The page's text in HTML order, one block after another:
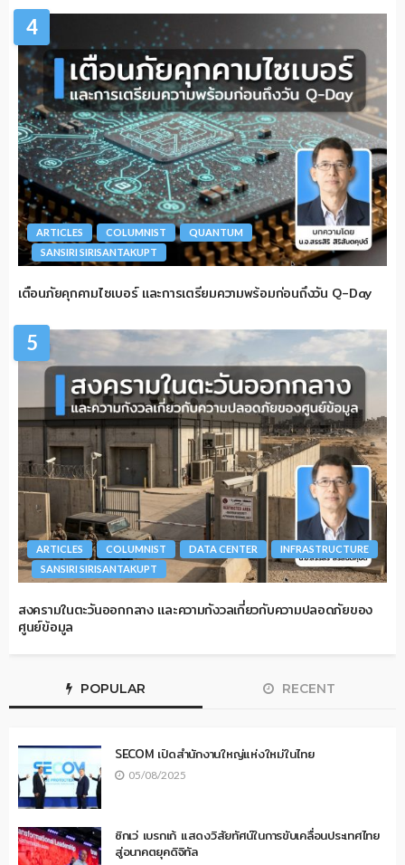
4
ARTICLES COLUMNIST
QUANTUM
SANSIRI SIRISANTAKUPT
เตือนภัยคุกคามไซเบอร์ และการเตรียมความพร้อมก่อนถึงวัน Q-Day
5
ARTICLES COLUMNIST DATA CENTER
INFRASTRUCTURE
SANSIRI SIRISANTAKUPT
สงครามในตะวันออกกลาง และความกังวลเกี่ยวกับความปลอดภัยของ
ศูนย์ข้อมูล
POPULAR RECENT
SECOM เปิดสำนักงานใหญ่แห่งใหม่ในไทย
05/08/2025
ซิกเว่ เบรกเก้ แสดงวิสัยทัศน์ในการขับเคลื่อนประเทศไทย
สู่อนาคตยุคดิจิทัล